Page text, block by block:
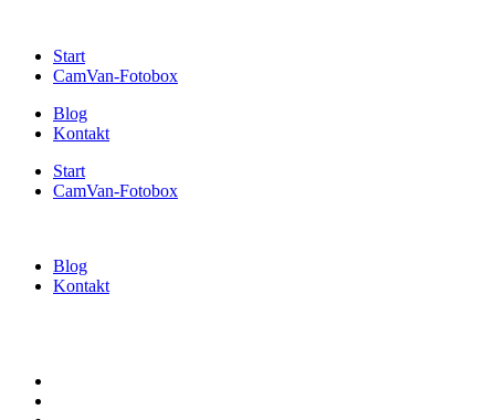
Start
CamVan-Fotobox
Blog
Kontakt
Start
CamVan-Fotobox
Blog
Kontakt